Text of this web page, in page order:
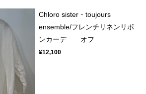
Chloro sister・toujours
ensemble/フレンチリネンリボ
ンカーデ オフ
¥12,100